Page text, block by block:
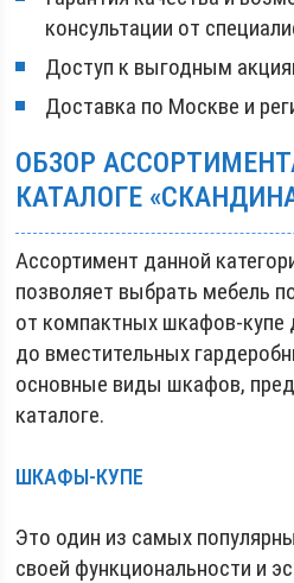
консультации от
Доступ к выгодным
Доставка по Москве и
ОБЗОР
КАТАЛОГЕ
Ассортимент данной
позволяет выбрать мебель
от компактных шкафов-
до вместительных
основные виды шкафов,
каталоге.
ШКАФЫ-КУПЕ
Это один из самых
своей функциональности и